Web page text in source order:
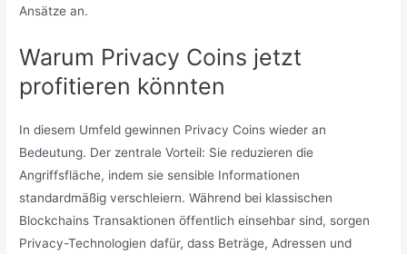
Ansätze an.
Warum Privacy Coins jetzt
profitieren könnten
In diesem Umfeld gewinnen Privacy Coins wieder an
Bedeutung. Der zentrale Vorteil: Sie reduzieren die
Angriffsfläche, indem sie sensible Informationen
standardmäßig verschleiern. Während bei klassischen
Blockchains Transaktionen öffentlich einsehbar sind, sorgen
Privacy-Technologien dafür, dass Beträge, Adressen und